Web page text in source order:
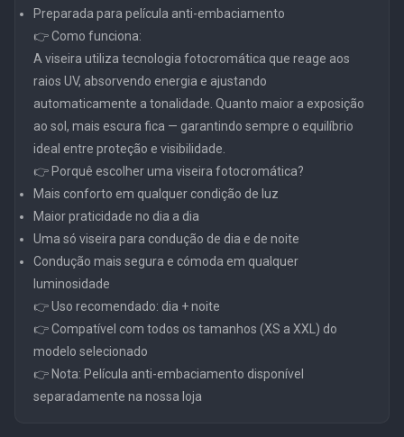
Preparada para película anti-embaciamento
👉 Como funciona:
A viseira utiliza tecnologia fotocromática que reage aos
raios UV, absorvendo energia e ajustando
automaticamente a tonalidade. Quanto maior a exposição
ao sol, mais escura fica — garantindo sempre o equilíbrio
ideal entre proteção e visibilidade.
👉 Porquê escolher uma viseira fotocromática?
Mais conforto em qualquer condição de luz
Maior praticidade no dia a dia
Uma só viseira para condução de dia e de noite
Condução mais segura e cómoda em qualquer
luminosidade
👉 Uso recomendado: dia + noite
👉 Compatível com todos os tamanhos (XS a XXL) do
modelo selecionado
👉 Nota: Película anti-embaciamento disponível
separadamente na nossa loja